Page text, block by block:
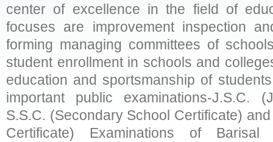
center of excellence in the field of
focuses are improvement inspection
forming managing committees of
student enrollment in schools and
education and sportsmanship of
important public examinations-J.S.C.
S.S.C. (Secondary School Certificate)
Certificate) Examinations of